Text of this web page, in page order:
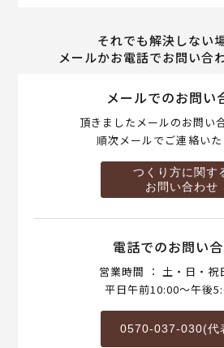
それでも解決しない
メールかお電話でお問い合
メールでのお問い
頂きましたメールのお問い
順次メールでご連絡いた
つくり方に関す
お問い合わせ
電話でのお問い
営業時間 ： 土・日・祝
平日午前10:00～午後
0570-037-030(代